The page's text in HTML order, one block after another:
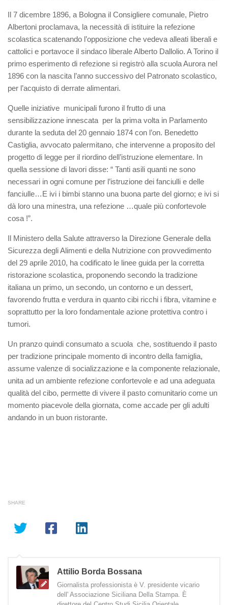
Il 7 dicembre 1896, a Bologna il Consigliere comunale, Pietro
Albertoni proclamava, la necessità di istituire la refezione
scolastica scatenando l’opposizione che vedeva alleati liberali e
cattolici e portavoce il sindaco liberale Alberto Dallolio. A Torino il
primo esperimento di refezione si registrò alla scuola Aurora nel
1896 con la nascita l’anno successivo del Patronato scolastico,
per l’acquisto di derrate alimentari.
Quelle iniziative municipali furono il frutto di una
sensibilizzazione innescata per la prima volta in Parlamento
durante la seduta del 20 gennaio 1874 con l’on. Benedetto
Castiglia, avvocato palermitano, che intervenne a proposito del
progetto di legge per il riordino dell’istruzione elementare. In
quella sessione di lavori disse: “ Tanti asili quanti ne sono
necessari in ogni comune per l’istruzione dei fanciulli e delle
fanciulle…E ivi i bimbi stanno una buona parte del giorno; e ivi si
dà loro una minestra, una refezione …quale più confortevole
cosa !”.
Il Ministero della Salute attraverso la Direzione Generale della
Sicurezza degli Alimenti e della Nutrizione con provvedimento
del 29 aprile 2010, ha codificato le linee guida per la corretta
ristorazione scolastica, proponendo secondo la tradizione
italiana un primo, un secondo, un contorno e un dessert,
favorendo frutta e verdura in quanto cibi ricchi i fibra, vitamine e
soprattutto per la loro fondamentale azione protettiva contro i
tumori.
Un pranzo quindi consumato a scuola che, sostituendo il pasto
per tradizione principale momento di incontro della famiglia,
assume valenze di socializzazione e la componente relazionale,
unita ad un ambiente refezione confortevole e ad una adeguata
qualità del cibo, permette di vivere il pasto comunitario come un
momento piacevole della giornata, come accade per gli adulti
andando in un buon ristorante.
SHARE
Attilio Borda Bossana
Giornalista professionista è V. presidente vicario
dell' Associazione Siciliana Della Stampa. È